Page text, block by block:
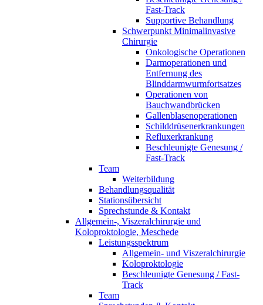
Fast-Track
Supportive Behandlung
Schwerpunkt Minimalinvasive
Chirurgie
Onkologische Operationen
Darmoperationen und
Entfernung des
Blinddarmwurmfortsatzes
Operationen von
Bauchwandbrücken
Gallenblasenoperationen
Schilddrüsenerkrankungen
Refluxerkrankung
Beschleunigte Genesung /
Fast-Track
Team
Weiterbildung
Behandlungsqualität
Stationsübersicht
Sprechstunde & Kontakt
Allgemein-, Viszeralchirurgie und
Koloproktologie, Meschede
Leistungsspektrum
Allgemein- und Viszeralchirurgie
Koloproktologie
Beschleunigte Genesung / Fast-
Track
Team